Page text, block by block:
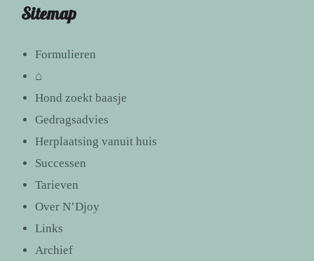
Sitemap
Formulieren
⌂
Hond zoekt baasje
Gedragsadvies
Herplaatsing vanuit huis
Successen
Tarieven
Over N’Djoy
Links
Archief